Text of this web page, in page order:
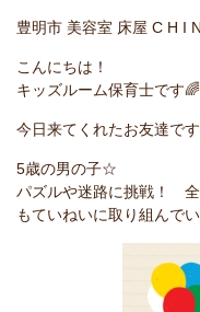
豊明市 美容室 床屋 C H I
こんにちは！
キッズルーム保育士です🌈
今日来てくれたお友達です
5歳の男の子☆
パズルや迷路に挑戦！
もていねいに取り組んで